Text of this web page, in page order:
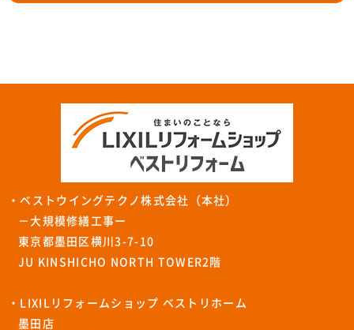
・ベストウイングテクノ株式会社（本社）
－大規模修繕工事ー
東京都墨田区横川3-7-10
JU KINSHICHO NORTH TOWER2階
・LIXILリフォームショップ ベストリホーム
墨田店